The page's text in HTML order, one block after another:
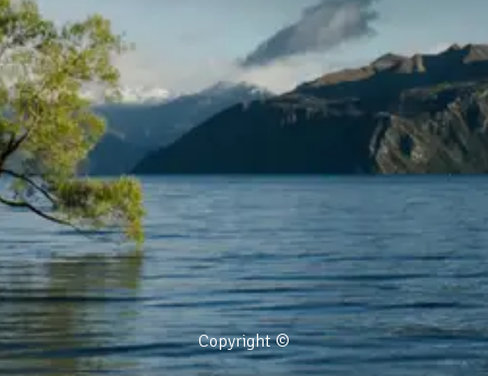
Copyright ©